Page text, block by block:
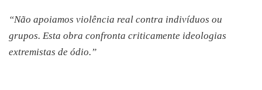
“Não apoiamos violência real contra indivíduos ou
grupos. Esta obra confronta criticamente ideologias
extremistas de ódio.”